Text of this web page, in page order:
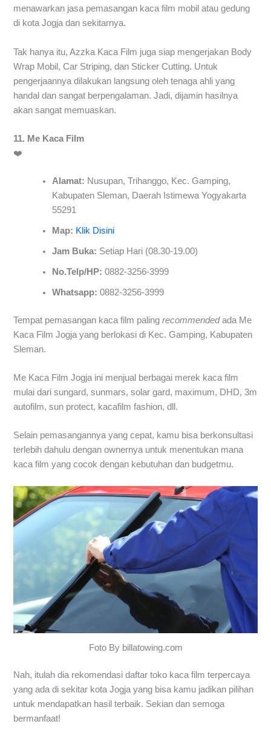
menawarkan jasa pemasangan kaca film mobil atau gedung
di kota Jogja dan sekitarnya.
Tak hanya itu, Azzka Kaca Film juga siap mengerjakan Body
Wrap Mobil, Car Striping, dan Sticker Cutting. Untuk
pengerjaannya dilakukan langsung oleh tenaga ahli yang
handal dan sangat berpengalaman. Jadi, dijamin hasilnya
akan sangat memuaskan.
11. Me Kaca Film
❤️
Alamat: Nusupan, Trihanggo, Kec. Gamping,
Kabupaten Sleman, Daerah Istimewa Yogyakarta
55291
Map: Klik Disini
Jam Buka: Setiap Hari (08.30-19.00)
No.Telp/HP:0882-3256-3999
Whatsapp:0882-3256-3999
Tempat pemasangan kaca film palingrecommendedada Me
Kaca Film Jogja yang berlokasi di Kec. Gamping, Kabupaten
Sleman.
Me Kaca Film Jogja ini menjual berbagai merek kaca film
mulai dari sungard, sunmars, solar gard, maximum, DHD, 3m
autofilm, sun protect, kacafilm fashion, dll.
Selain pemasangannya yang cepat, kamu bisa berkonsultasi
terlebih dahulu dengan ownernya untuk menentukan mana
kaca film yang cocok dengan kebutuhan dan budgetmu.
Foto By billatowing.com
Nah, itulah dia rekomendasi daftar toko kaca film terpercaya
yang ada di sekitar kota Jogja yang bisa kamu jadikan pilihan
untuk mendapatkan hasil terbaik. Sekian dan semoga
bermanfaat!